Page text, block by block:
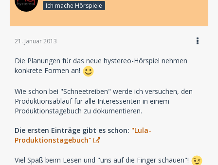
Ich mache Hörspiele
21. Januar 2013
Die Planungen für das neue hystereo-Hörspiel nehmen
konkrete Formen an!
Wie schon bei "Schneetreiben" werde ich versuchen, den
Produktionsablauf für alle Interessenten in einem
Produktionstagebuch zu dokumentieren.
Die ersten Einträge gibt es schon: "Lula-
Produktionstagebuch"
Viel Spaß beim Lesen und "uns auf die Finger schauen"!